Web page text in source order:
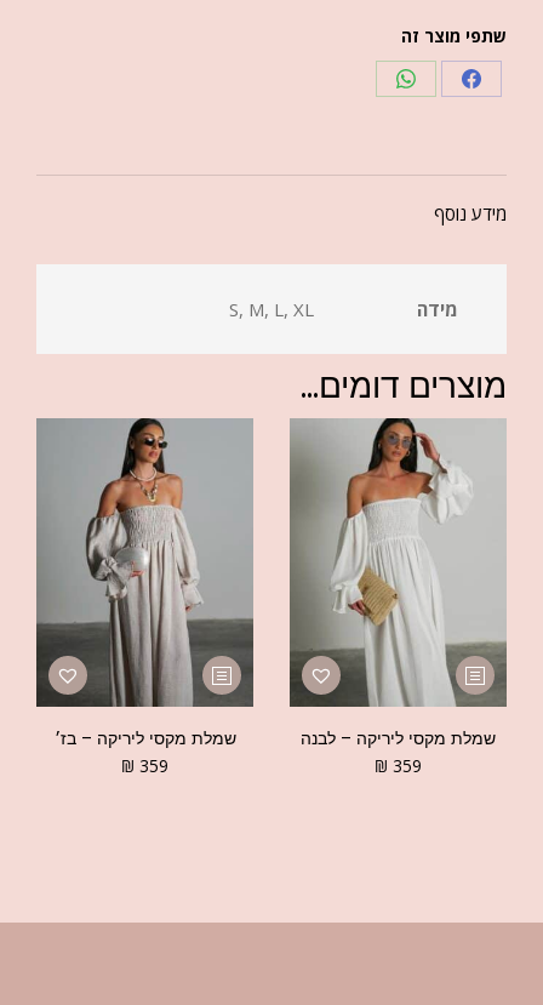
שתפי מוצר זה
מידע נוסף
מידה S, M, L, XL
מוצרים דומים...
שמלת מקסי ליריקה – לבנה
₪ 359
שמלת מקסי ליריקה – בז׳
₪ 359